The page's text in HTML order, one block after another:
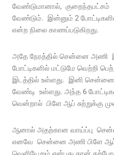
வேண்டுமானால், குறைந்தபட்சம்
வேண்டும். இன்னும் 2
என்ற நிலை காணப்படுகிறது.
அதே நேரத்தில் சென்னை அணி
போட்டிகளில் மட்டுமே வெற்றி
இடத்தில் உள்ளது. இனி
வேண்டி உள்ளது. அந்த 6
வென்றால் பிளே ஆப் சுற்றுக்கு
ஆனால் அதற்கான வாய்ப்பு
எனவே சென்னை அணி பிளே ஆப்